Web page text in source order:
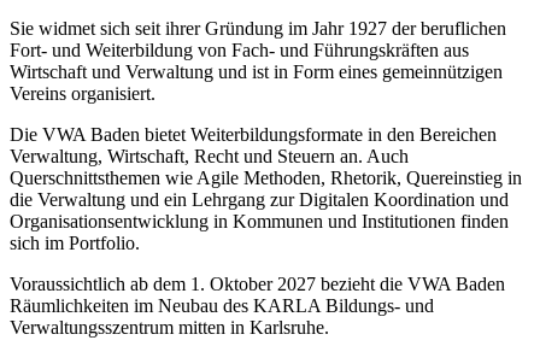
Sie widmet sich seit ihrer Gründung im Jahr 1927 der beruflichen
Fort- und Weiterbildung von Fach- und Führungskräften aus
Wirtschaft und Verwaltung und ist in Form eines gemeinnützigen
Vereins organisiert.
Die VWA Baden bietet Weiterbildungsformate in den Bereichen
Verwaltung, Wirtschaft, Recht und Steuern an. Auch
Querschnittsthemen wie Agile Methoden, Rhetorik, Quereinstieg in
die Verwaltung und ein Lehrgang zur Digitalen Koordination und
Organisationsentwicklung in Kommunen und Institutionen finden
sich im Portfolio.
Voraussichtlich ab dem 1. Oktober 2027 bezieht die VWA Baden
Räumlichkeiten im Neubau des KARLA Bildungs- und
Verwaltungsszentrum mitten in Karlsruhe.